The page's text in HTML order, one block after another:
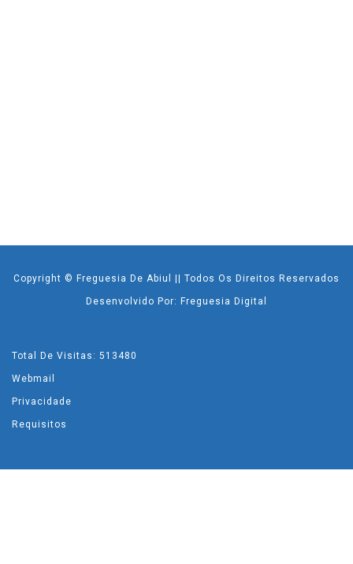
Copyright © Freguesia De Abiul || Todos Os Direitos Reservados
Desenvolvido Por: Freguesia Digital
Total De Visitas: 513480
Webmail
Privacidade
Requisitos